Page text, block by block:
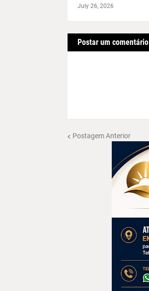
July 26, 2026
Postar um comentário
Postagem Anterior